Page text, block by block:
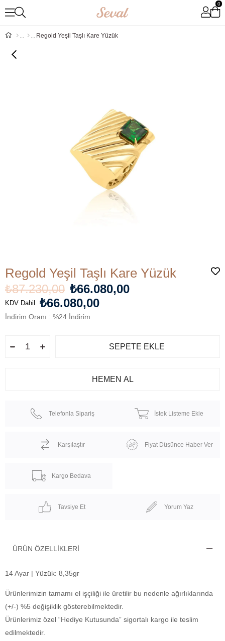
0
Regold Yeşil Taşlı Kare Yüzük
Regold Yeşil Taşlı Kare Yüzük
₺87.230,00 ₺66.080,00
KDV Dahil ₺66.080,00
İndirim Oranı : %24 İndirim
Telefonla Sipariş İstek Listeme Ekle
Karşılaştır Fiyat Düşünce Haber Ver
Kargo Bedava
Tavsiye Et Yorum Yaz
ÜRÜN ÖZELLIKLERI
14 Ayar | Yüzük: 8,35gr
Ürünlerimizin tamamı el işçiliği ile üretilir bu nedenle ağırlıklarında
(+/-) %5 değişiklik gösterebilmektedir.
Ürünlerimiz özel “Hediye Kutusunda” sigortalı kargo ile teslim
edilmektedir.